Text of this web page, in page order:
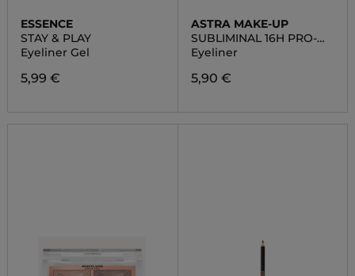
ESSENCE
STAY & PLAY
Eyeliner Gel
5,99 €
ASTRA MAKE-UP
SUBLIMINAL 16H PRO-
LINER
Eyeliner
5,90 €